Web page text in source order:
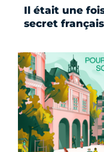
Il était une
secret